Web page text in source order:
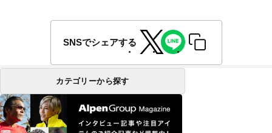
SNSでシェアする
カテゴリーから探す